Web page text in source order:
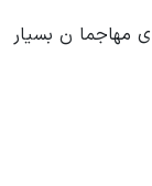
بسیار